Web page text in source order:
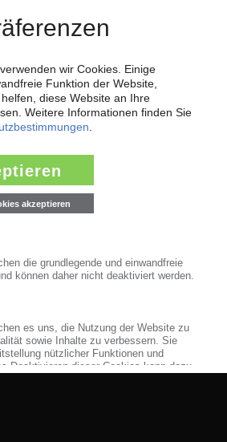
Pioniere der Kunststoffindustrie
bereits seit 1996 die Fach-
Branche mit täglichen
das Thema "Kunststoffe". Im Fokus
Unternehmen, Produkte,
und Verpackungen.
Einkauf sowie nützlichen Service-
und Veranstaltungen.